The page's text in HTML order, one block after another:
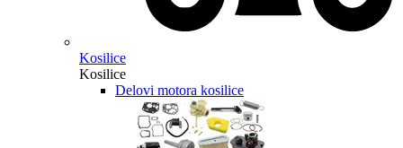
Kosilice
Kosilice
Delovi motora kosilice